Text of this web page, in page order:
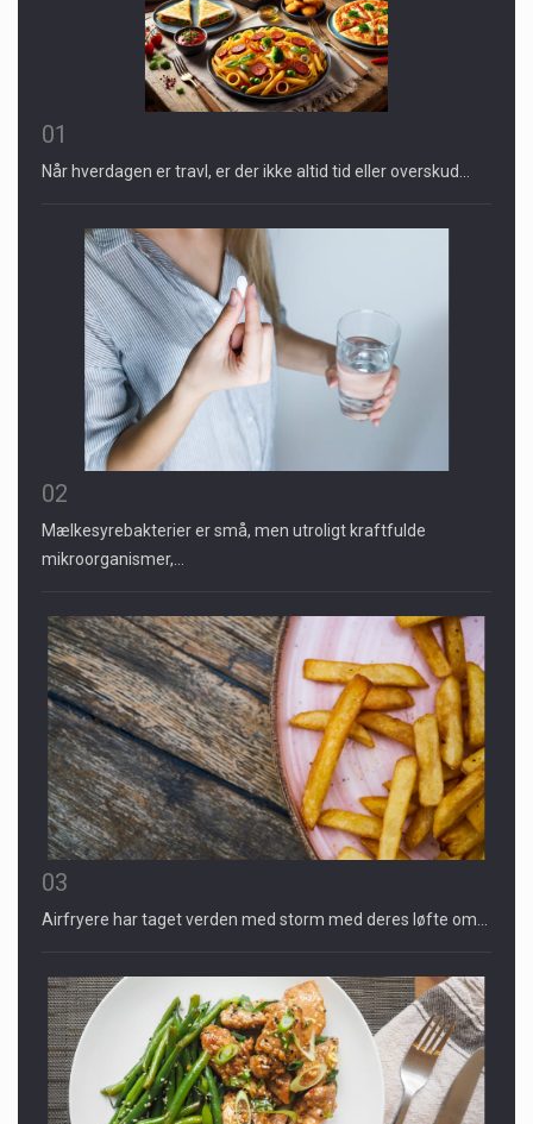
01
Når hverdagen er travl, er der ikke altid tid eller overskud…
02
Mælkesyrebakterier er små, men utroligt kraftfulde
mikroorganismer,…
03
Airfryere har taget verden med storm med deres løfte om…